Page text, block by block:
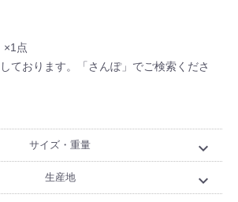
×1点
ております。「さんぽ」でご検索くださ
サイズ・重量 expand_more
生産地 expand_more